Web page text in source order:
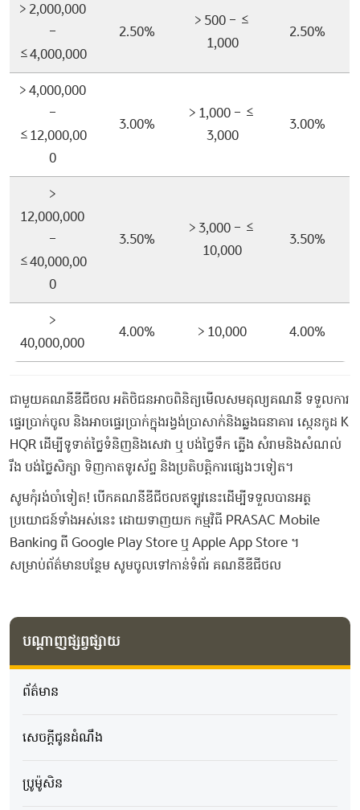
> 2,000,000
–
≤4,000,000
2.50%
> 500 – ≤
1,000
2.50%
> 4,000,000
–
≤12,000,00
0
3.00%
> 1,000 – ≤
3,000​
3.00%
>
12,000,000
–
≤40,000,00
0
3.50%
> 3,000 – ≤
10,000
3.50%
>
40,000,000
4.00% > 10,000 4.00%
​ជាមួយ​គណនី​ឌី​ជី​ថល​ ​អតិថិជន​អាច​ពិនិត្យមើល​សមតុល្យ​គណនី​ ​ទទួល​ការ
ផ្ទេរ​ប្រាក់​ចូល​ ​និង​អាច​ផ្ទេរ​ប្រាក់​ក្នុងរង្វង់​ប្រា​សាក់​និង​ឆ្លង​ធនាគារ​ ​ស្កេន​កូ​ដ​ K​
H​QR ​ដើម្បី​ទូទាត់​ថ្លៃ​ទំនិញ​និង​សេវា​ ​ឬ​ ​បង់ថ្លៃ​ទឹក​ ​ភ្លើង​ ​សំរាម​និង​សំណល់​
រឹង​ ​បង់ថ្លៃ​សិក្សា​ ​ទិញ​កាត​ទូរស័ព្ទ​ ​និង​ប្រតិបត្តិការ​ផ្សេងៗ​ទៀត​។​
​សូម​កុំ​រង់ចាំ​ទៀត​! ​បើក​គណនី​ឌី​ជី​ថល​ឥឡូវនេះ​ដើម្បី​ទទួល​បាន​អត្ថ
ប្រយោជន៍​ទាំងអស់​នេះ​ ​ដោយ​ទាញ​យក​ ​កម្មវិធី​ ​P​R​A​SAC​ ​Mobile​ ​
Banking​ ​ពី​ ​Goo​g​l​e​ ​Play​ ​Store​ ​ឬ​ ​Apple​ ​A​p​p​ ​Store​ ​។​
​សម្រាប់​ព័ត៌មាន​បន្ថែម​ ​សូម​ចូល​ទៅកាន់​ទំព័រ​ ​គណនី​ឌី​ជី​ថល
បណ្តាញផ្សព្វផ្សាយ
ព័ត៌មាន
សេចក្ដីជូនដំណឹង
ប្រូម៉ូសិន